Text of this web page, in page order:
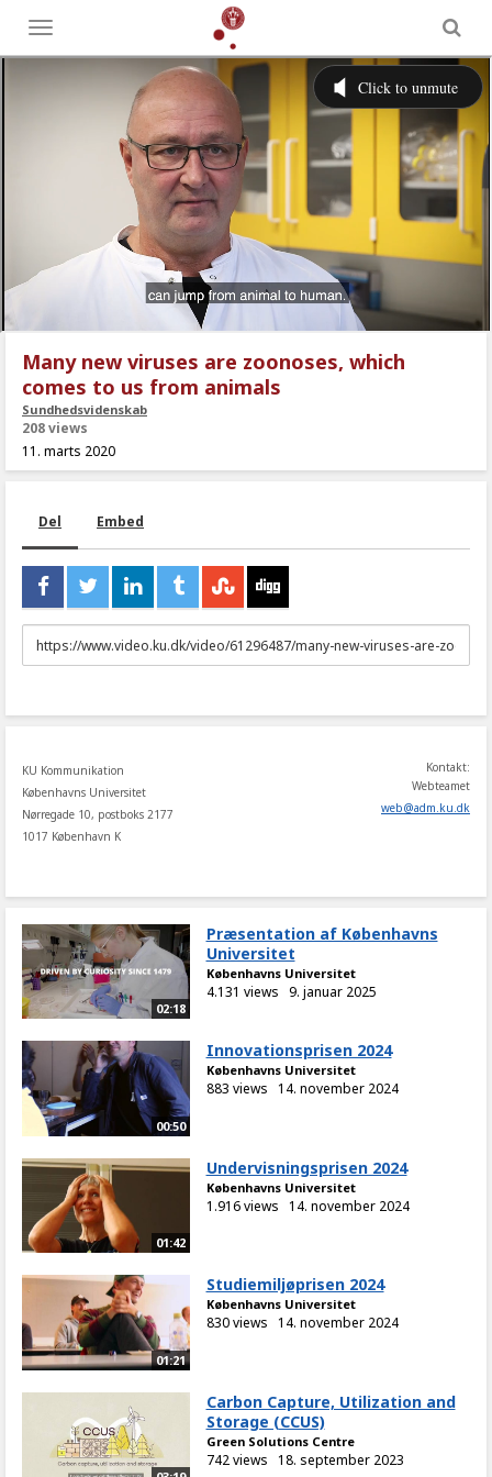
Toggle
menu
Many new viruses are zoonoses, which
comes to us from animals
Sundhedsvidenskab
208 views
11. marts 2020
Del Embed
URL
to
KU Kommunikation
Københavns Universitet
Nørregade 10, postboks 2177
1017 København K
Kontakt:
Webteamet
web@adm.ku.dk
02:18
Præsentation af Københavns
Universitet
Københavns Universitet
4.131 views 9. januar 2025
00:50
Innovationsprisen 2024
Københavns Universitet
883 views 14. november 2024
01:42
Undervisningsprisen 2024
Københavns Universitet
1.916 views 14. november 2024
01:21
Studiemiljøprisen 2024
Københavns Universitet
830 views 14. november 2024
Carbon Capture, Utilization and
Storage (CCUS)
Green Solutions Centre
742 views 18. september 2023